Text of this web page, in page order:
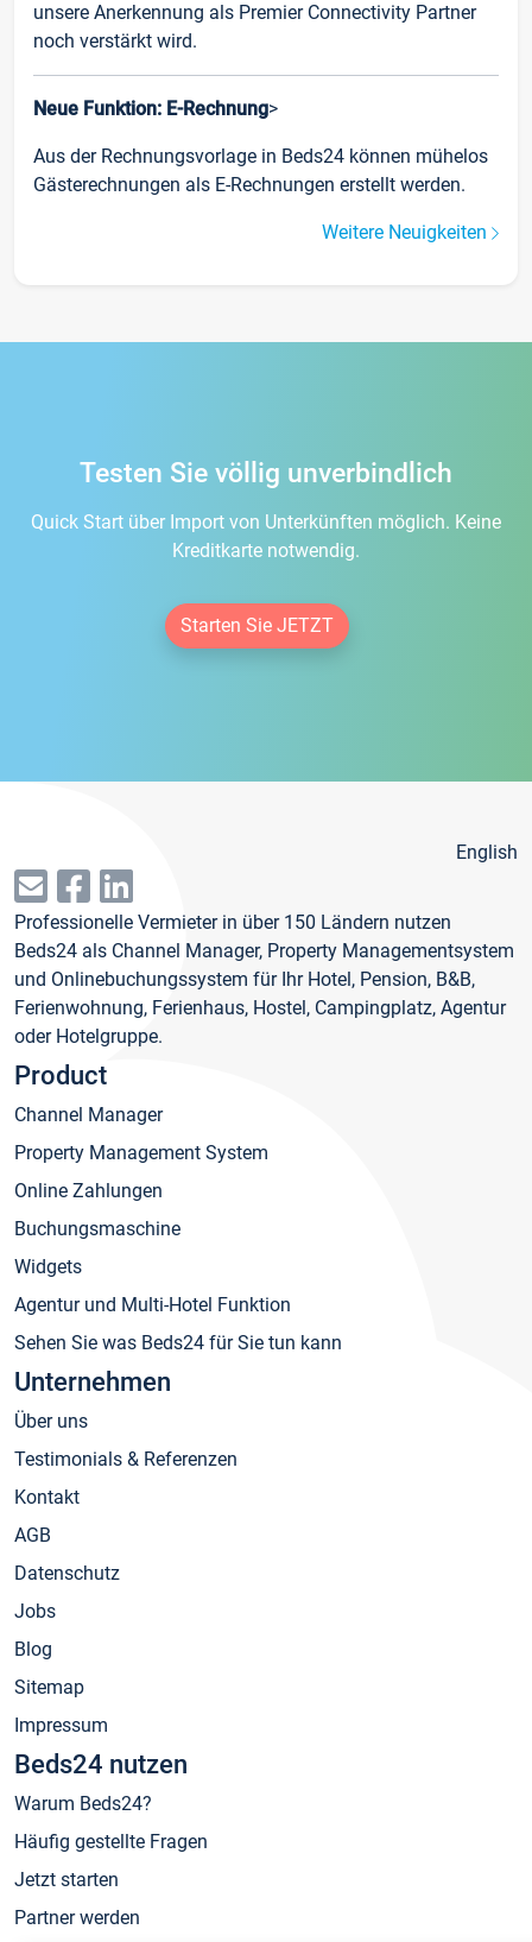
unsere Anerkennung als Premier Connectivity Partner
noch verstärkt wird.
Neue Funktion: E-Rechnung>
Aus der Rechnungsvorlage in Beds24 können mühelos
Gästerechnungen als E-Rechnungen erstellt werden.
Weitere Neuigkeiten
Testen Sie völlig unverbindlich
Quick Start über Import von Unterkünften möglich. Keine
Kreditkarte notwendig.
Starten Sie JETZT
English
Professionelle Vermieter in über 150 Ländern nutzen
Beds24 als Channel Manager, Property Managementsystem
und Onlinebuchungssystem für Ihr Hotel, Pension, B&B,
Ferienwohnung, Ferienhaus, Hostel, Campingplatz, Agentur
oder Hotelgruppe.
Product
Channel Manager
Property Management System
Online Zahlungen
Buchungsmaschine
Widgets
Agentur und Multi-Hotel Funktion
Sehen Sie was Beds24 für Sie tun kann
Unternehmen
Über uns
Testimonials & Referenzen
Kontakt
AGB
Datenschutz
Jobs
Blog
Sitemap
Impressum
Beds24 nutzen
Warum Beds24?
Häufig gestellte Fragen
Jetzt starten
Partner werden